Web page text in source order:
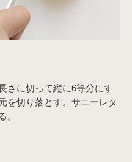
さに切って縦に6等分にす
を切り落とす。サニーレタ
。